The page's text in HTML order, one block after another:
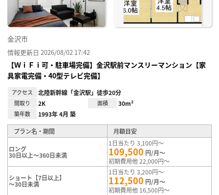
金沢市
情報更新日 2026/08/02 17:42
【ＷｉＦｉ可・駐車場完備】金沢駅前マンスリーマンション【家
具家電完備・40型テレビ完備】
アクセス 北陸新幹線「金沢駅」徒歩20分
間取り 2K 面積 30m²
築年数 1993年 4月 築
プラン名・期間 月額目安
ロング
30日以上～360日未満
1日当たり 3,100円～
109,500 円/月～
初期費用他 22,000円～
ショート【7日以上】
～30日未満
1日当たり 3,200円～
112,500 円/月～
初期費用他 16,500円～